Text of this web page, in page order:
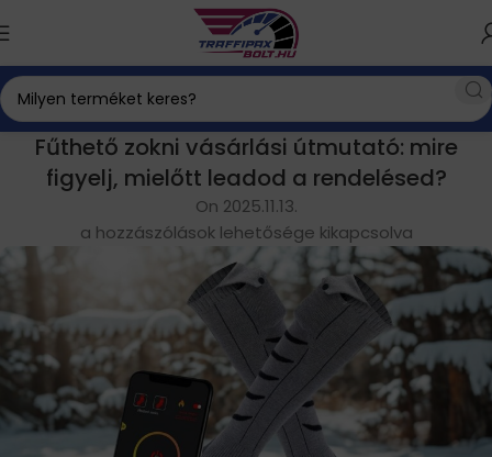
Fűthető zokni vásárlási útmutató: mire
figyelj, mielőtt leadod a rendelésed?
On 2025.11.13.
a hozzászólások lehetősége kikapcsolva